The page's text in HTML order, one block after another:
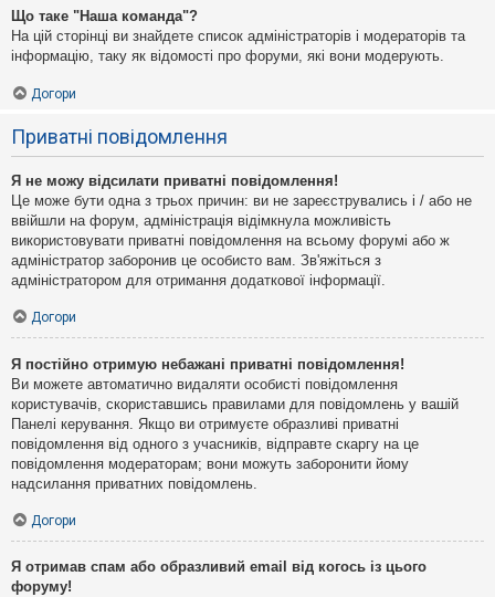
Що таке "Наша команда"?
На цій сторінці ви знайдете список адміністраторів і модераторів та
інформацію, таку як відомості про форуми, які вони модерують.
Догори
Приватні повідомлення
Я не можу відсилати приватні повідомлення!
Це може бути одна з трьох причин: ви не зареєструвались і / або не
ввійшли на форум, адміністрація відімкнула можливість
використовувати приватні повідомлення на всьому форумі або ж
адміністратор заборонив це особисто вам. Зв'яжіться з
адміністратором для отримання додаткової інформації.
Догори
Я постійно отримую небажані приватні повідомлення!
Ви можете автоматично видаляти особисті повідомлення
користувачів, скориставшись правилами для повідомлень у вашій
Панелі керування. Якщо ви отримуєте образливі приватні
повідомлення від одного з учасників, відправте скаргу на це
повідомлення модераторам; вони можуть заборонити йому
надсилання приватних повідомлень.
Догори
Я отримав спам або образливий email від когось із цього
форуму!